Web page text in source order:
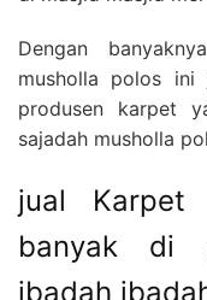
Dengan
musholla polos ini
produsen karpet
sajadah musholla
jual
banyak di
ibadah